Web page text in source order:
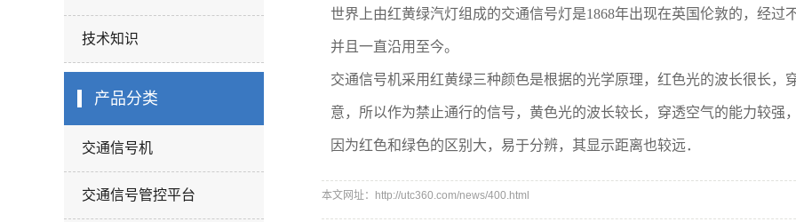
标志牌
技术知识
产品分类
交通信号机
交通信号管控平台
世界上由红黄绿汽灯组成的交通信号灯是1868年出现在英国伦敦的，经
并且一直沿用至今。
交通信号机采用红黄绿三种颜色是根据的光学原理，红色光的波长很长，
意，所以作为禁止通行的信号，黄色光的波长较长，穿透空气的能力较强
因为红色和绿色的区别大，易于分辨，其显示距离也较远．
本文网址：http://utc360.com/news/400.html